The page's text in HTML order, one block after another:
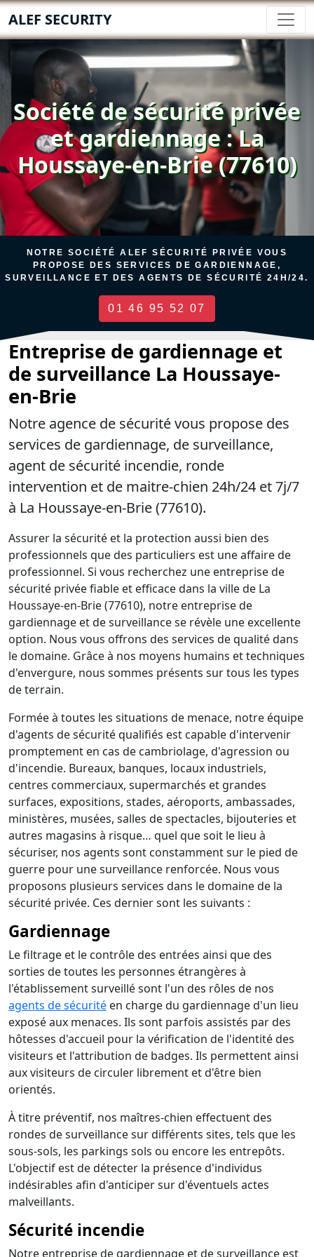
ALEF SECURITY
Société de sécurité privée
et gardiennage : La
Houssaye-en-Brie (77610)
NOTRE SOCIÉTÉ ALEF SÉCURITÉ PRIVÉE VOUS
PROPOSE DES SERVICES DE GARDIENNAGE,
SURVEILLANCE ET DES AGENTS DE SÉCURITÉ 24H/24.
01 46 95 52 07
Entreprise de gardiennage et
de surveillance La Houssaye-
en-Brie
Notre agence de sécurité vous propose des
services de gardiennage, de surveillance,
agent de sécurité incendie, ronde
intervention et de maitre-chien 24h/24 et 7j/7
à La Houssaye-en-Brie (77610).
Assurer la sécurité et la protection aussi bien des
professionnels que des particuliers est une affaire de
professionnel. Si vous recherchez une entreprise de
sécurité privée fiable et efficace dans la ville de La
Houssaye-en-Brie (77610), notre entreprise de
gardiennage et de surveillance se révèle une excellente
option. Nous vous offrons des services de qualité dans
le domaine. Grâce à nos moyens humains et techniques
d'envergure, nous sommes présents sur tous les types
de terrain.
Formée à toutes les situations de menace, notre équipe
d'agents de sécurité qualifiés est capable d'intervenir
promptement en cas de cambriolage, d'agression ou
d'incendie. Bureaux, banques, locaux industriels,
centres commerciaux, supermarchés et grandes
surfaces, expositions, stades, aéroports, ambassades,
ministères, musées, salles de spectacles, bijouteries et
autres magasins à risque… quel que soit le lieu à
sécuriser, nos agents sont constamment sur le pied de
guerre pour une surveillance renforcée. Nous vous
proposons plusieurs services dans le domaine de la
sécurité privée. Ces dernier sont les suivants :
Gardiennage
Le filtrage et le contrôle des entrées ainsi que des
sorties de toutes les personnes étrangères à
l'établissement surveillé sont l'un des rôles de nos
agents de sécurité en charge du gardiennage d'un lieu
exposé aux menaces. Ils sont parfois assistés par des
hôtesses d'accueil pour la vérification de l'identité des
visiteurs et l'attribution de badges. Ils permettent ainsi
aux visiteurs de circuler librement et d'être bien
orientés.
À titre préventif, nos maîtres-chien effectuent des
rondes de surveillance sur différents sites, tels que les
sous-sols, les parkings sols ou encore les entrepôts.
L'objectif est de détecter la présence d'individus
indésirables afin d'anticiper sur d'éventuels actes
malveillants.
Sécurité incendie
Notre entreprise de gardiennage et de surveillance est